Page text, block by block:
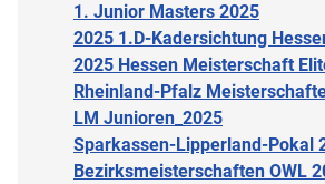
1. Junior Masters 2025
2025 1.D-Kadersichtung
2025 Hessen Meisterschaft
Rheinland-Pfalz
LM Junioren_2025
Sparkassen-Lipperland-Pokal
Bezirksmeisterschaften OWL